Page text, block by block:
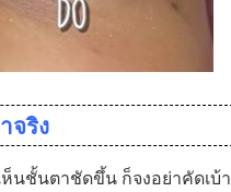
จริง
นชั้นตาชัดขึ้น ก็จงอย่าคัดเบ้า